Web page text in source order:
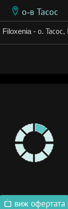
о-в Тасос
- о. Тасос,
виж офертата